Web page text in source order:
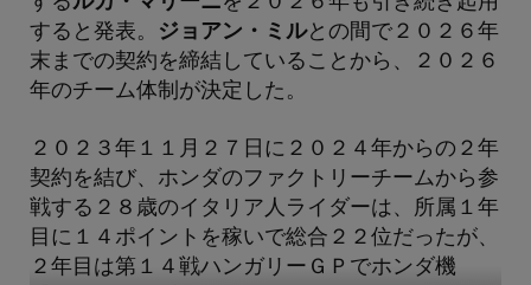
すると発表。
ジョアン・ミルとの間で２０２６年
末までの契約を締結していることから、２０２６
年のチーム体制が決定した。
２０２３年１１月２７日に２０２４年からの２年
契約を結び、ホンダのファクトリーチームから参
戦する２８歳のイタリア人ライダーは、所属１年
目に１４ポイントを稼いで総合２２位だったが、
２年目は第１４戦ハンガリーＧＰでホンダ機